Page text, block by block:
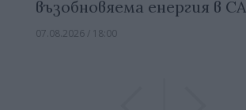
възобновяема енергия в
07.08.2026 / 18:00